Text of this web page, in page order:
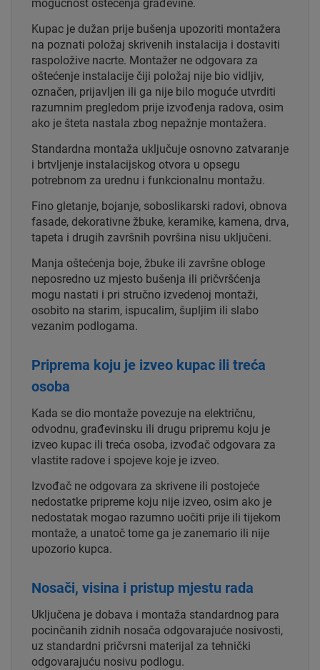
mogućnost oštećenja građevine.
Kupac je dužan prije bušenja upozoriti montažera
na poznati položaj skrivenih instalacija i dostaviti
raspoložive nacrte. Montažer ne odgovara za
oštećenje instalacije čiji položaj nije bio vidljiv,
označen, prijavljen ili ga nije bilo moguće utvrditi
razumnim pregledom prije izvođenja radova, osim
ako je šteta nastala zbog nepažnje montažera.
Standardna montaža uključuje osnovno zatvaranje
i brtvljenje instalacijskog otvora u opsegu
potrebnom za urednu i funkcionalnu montažu.
Fino gletanje, bojanje, soboslikarski radovi, obnova
fasade, dekorativne žbuke, keramike, kamena, drva,
tapeta i drugih završnih površina nisu uključeni.
Manja oštećenja boje, žbuke ili završne obloge
neposredno uz mjesto bušenja ili pričvršćenja
mogu nastati i pri stručno izvedenoj montaži,
osobito na starim, ispucalim, šupljim ili slabo
vezanim podlogama.
Priprema koju je izveo kupac ili treća
osoba
Kada se dio montaže povezuje na električnu,
odvodnu, građevinsku ili drugu pripremu koju je
izveo kupac ili treća osoba, izvođač odgovara za
vlastite radove i spojeve koje je izveo.
Izvođač ne odgovara za skrivene ili postojeće
nedostatke pripreme koju nije izveo, osim ako je
nedostatak mogao razumno uočiti prije ili tijekom
montaže, a unatoč tome ga je zanemario ili nije
upozorio kupca.
Nosači, visina i pristup mjestu rada
Uključena je dobava i montaža standardnog para
pocinčanih zidnih nosača odgovarajuće nosivosti,
uz standardni pričvrsni materijal za tehnički
odgovarajuću nosivu podlogu.